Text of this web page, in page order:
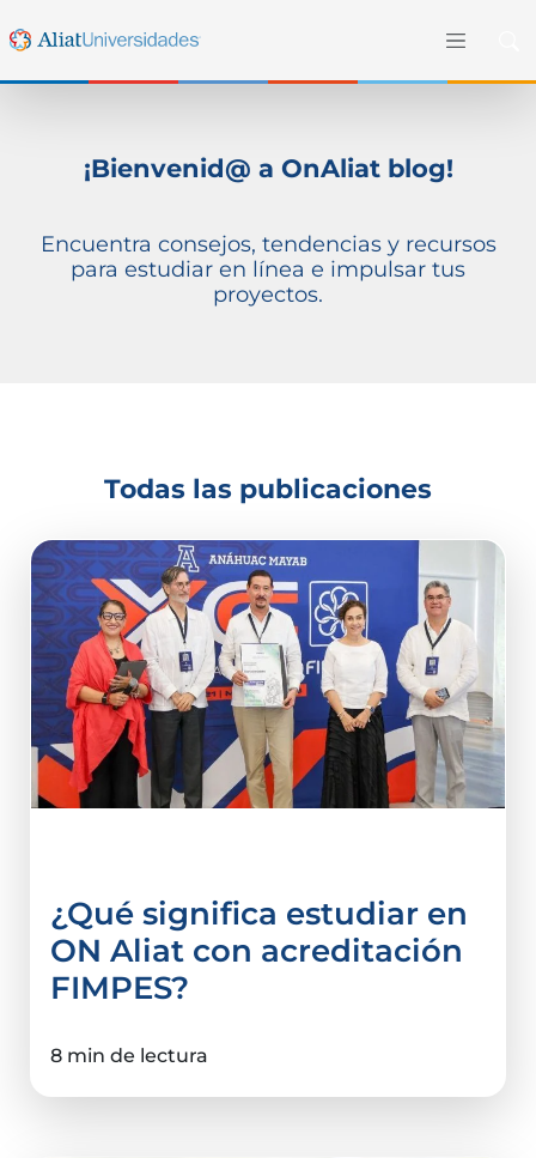
¡Bienvenid@ a OnAliat blog!
Encuentra consejos, tendencias y recursos
para estudiar en línea e impulsar tus
proyectos.
Todas las publicaciones
¿Qué significa estudiar en
ON Aliat con acreditación
FIMPES?
8 min de lectura